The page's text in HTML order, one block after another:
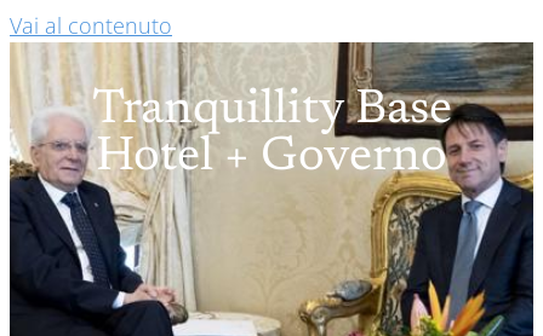
Vai al contenuto
Tranquillity Base
Hotel + Governo